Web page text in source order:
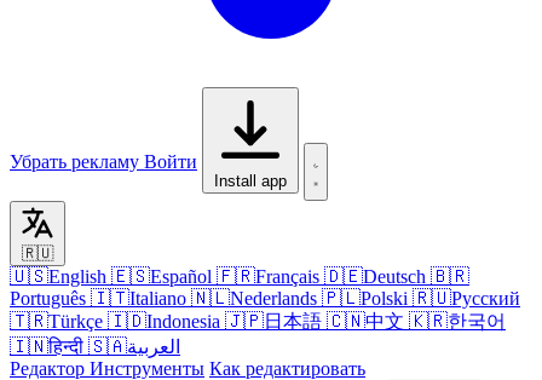
Убрать рекламу Войти
Install app
🇷🇺
🇺🇸English 🇪🇸Español 🇫🇷Français 🇩🇪Deutsch 🇧🇷
Português 🇮🇹Italiano 🇳🇱Nederlands 🇵🇱Polski 🇷🇺Русский
🇹🇷Türkçe 🇮🇩Indonesia 🇯🇵日本語 🇨🇳中文 🇰🇷한국어
🇮🇳हिन्दी 🇸🇦العربية
Редактор Инструменты Как редактировать